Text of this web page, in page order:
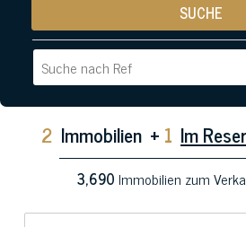
SUCHE
2 Immobilien + 1 Im
3,690Immobilien zum